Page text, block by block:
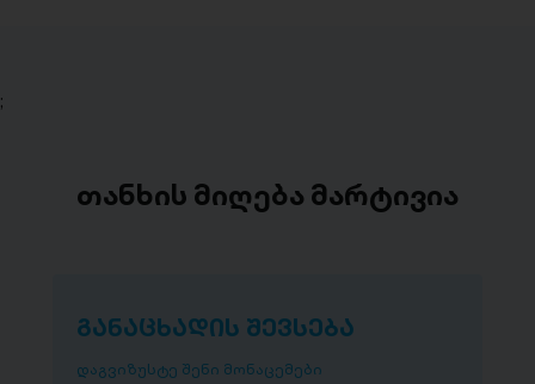
;
თანხის მიღება მარტივია
განაცხადის შევსება
დაგვიზუსტე შენი მონაცემები